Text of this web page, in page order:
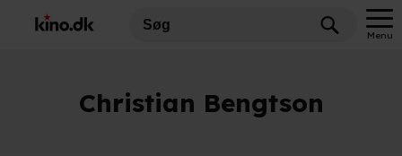
Menu
Christian Bengtson